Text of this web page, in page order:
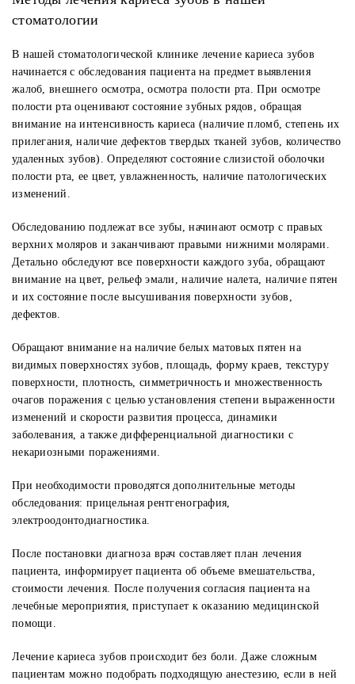
стоматологии
В нашей стоматологической клинике лечение кариеса зубов
начинается с обследования пациента на предмет выявления
жалоб, внешнего осмотра, осмотра полости рта. При осмотре
полости рта оценивают состояние зубных рядов, обращая
внимание на интенсивность кариеса (наличие пломб, степень их
прилегания, наличие дефектов твердых тканей зубов, количество
удаленных зубов). Определяют состояние слизистой оболочки
полости рта, ее цвет, увлажненность, наличие патологических
изменений.
Обследованию подлежат все зубы, начинают осмотр с правых
верхних моляров и заканчивают правыми нижними молярами.
Детально обследуют все поверхности каждого зуба, обращают
внимание на цвет, рельеф эмали, наличие налета, наличие пятен
и их состояние после высушивания поверхности зубов,
дефектов.
Обращают внимание на наличие белых матовых пятен на
видимых поверхностях зубов, площадь, форму краев, текстуру
поверхности, плотность, симметричность и множественность
очагов поражения с целью установления степени выраженности
изменений и скорости развития процесса, динамики
заболевания, а также дифференциальной диагностики с
некариозными поражениями.
При необходимости проводятся дополнительные методы
обследования: прицельная рентгенография,
электроодонтодиагностика.
После постановки диагноза врач составляет план лечения
пациента, информирует пациента об объеме вмешательства,
стоимости лечения. После получения согласия пациента на
лечебные мероприятия, приступает к оказанию медицинской
помощи.
Лечение кариеса зубов происходит без боли. Даже сложным
пациентам можно подобрать подходящую анестезию, если в ней